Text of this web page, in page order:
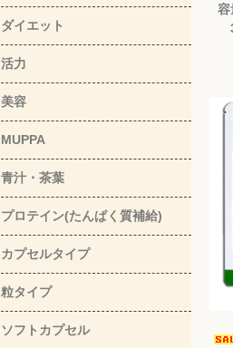
ダイエット
活力
美容
MUPPA
青汁・茶葉
プロテイン(たんぱく質補給)
カプセルタイプ
粒タイプ
ソフトカプセル